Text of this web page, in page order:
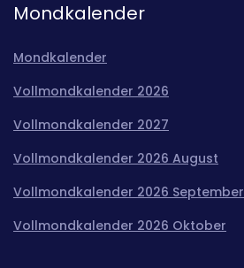
Mondkalender
Mondkalender
Vollmondkalender 2026
Vollmondkalender 2027
Vollmondkalender 2026 August
Vollmondkalender 2026 September
Vollmondkalender 2026 Oktober